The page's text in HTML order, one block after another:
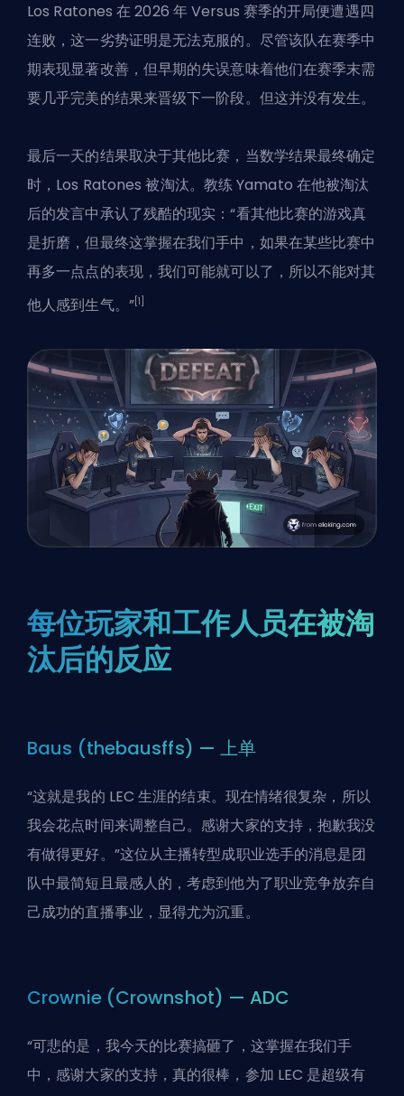
Los Ratones 在 2026 年 Versus 赛季的开局便遭遇四
连败，这一劣势证明是无法克服的。尽管该队在赛季中
期表现显著改善，但早期的失误意味着他们在赛季末需
要几乎完美的结果来晋级下一阶段。但这并没有发生。
最后一天的结果取决于其他比赛，当数学结果最终确定
时，Los Ratones 被淘汰。教练 Yamato 在他被淘汰
后的发言中承认了残酷的现实：“看其他比赛的游戏真
是折磨，但最终这掌握在我们手中，如果在某些比赛中
再多一点点的表现，我们可能就可以了，所以不能对其
他人感到生气。”[1]
每位玩家和工作人员在被淘
汰后的反应
Baus (thebausffs) — 上单
“这就是我的 LEC 生涯的结束。现在情绪很复杂，所以
我会花点时间来调整自己。感谢大家的支持，抱歉我没
有做得更好。”这位从主播转型成职业选手的消息是团
队中最简短且最感人的，考虑到他为了职业竞争放弃自
己成功的直播事业，显得尤为沉重。
Crownie (Crownshot) — ADC
“可悲的是，我今天的比赛搞砸了，这掌握在我们手
中，感谢大家的支持，真的很棒，参加 LEC 是超级有